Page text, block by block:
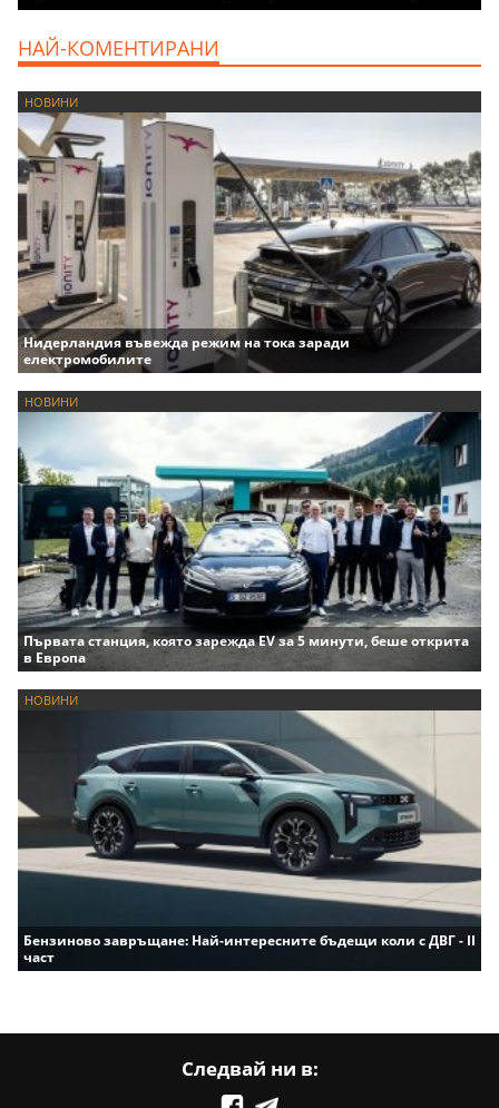
НАЙ-КОМЕНТИРАНИ
НОВИНИ
Нидерландия въвежда режим на тока заради
електромобилите
НОВИНИ
Първата станция, която зарежда EV за 5 минути, беше открита
в Европа
НОВИНИ
Бензиново завръщане: Най-интересните бъдещи коли с ДВГ - II
част
Следвай ни в: